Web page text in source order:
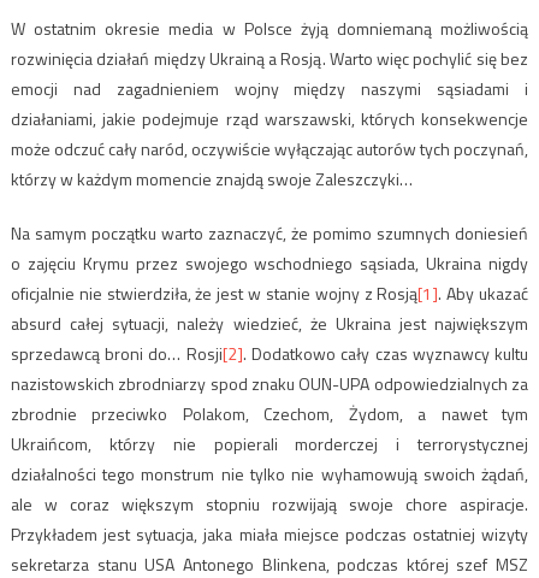
W ostatnim okresie media w Polsce żyją domniemaną możliwością
rozwinięcia działań między Ukrainą a Rosją. Warto więc pochylić się bez
emocji nad zagadnieniem wojny między naszymi sąsiadami i
działaniami, jakie podejmuje rząd warszawski, których konsekwencje
może odczuć cały naród, oczywiście wyłączając autorów tych poczynań,
którzy w każdym momencie znajdą swoje Zaleszczyki…
Na samym początku warto zaznaczyć, że pomimo szumnych doniesień
o zajęciu Krymu przez swojego wschodniego sąsiada, Ukraina nigdy
oficjalnie nie stwierdziła, że jest w stanie wojny z Rosją[1]. Aby ukazać
absurd całej sytuacji, należy wiedzieć, że Ukraina jest największym
sprzedawcą broni do… Rosji[2]. Dodatkowo cały czas wyznawcy kultu
nazistowskich zbrodniarzy spod znaku OUN-UPA odpowiedzialnych za
zbrodnie przeciwko Polakom, Czechom, Żydom, a nawet tym
Ukraińcom, którzy nie popierali morderczej i terrorystycznej
działalności tego monstrum nie tylko nie wyhamowują swoich żądań,
ale w coraz większym stopniu rozwijają swoje chore aspiracje.
Przykładem jest sytuacja, jaka miała miejsce podczas ostatniej wizyty
sekretarza stanu USA Antonego Blinkena, podczas której szef MSZ